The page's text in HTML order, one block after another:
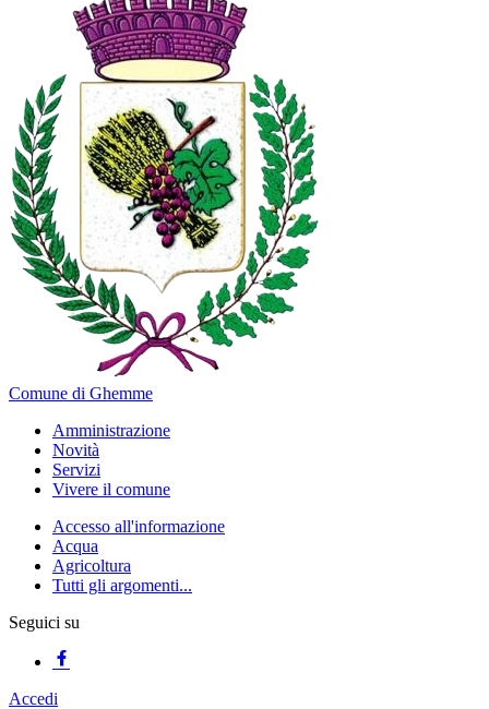
Comune di Ghemme
Amministrazione
Novità
Servizi
Vivere il comune
Accesso all'informazione
Acqua
Agricoltura
Tutti gli argomenti...
Seguici su
Accedi